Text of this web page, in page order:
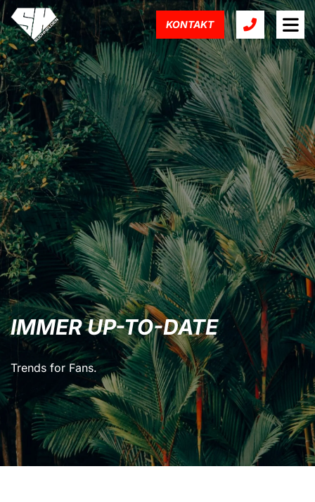
KONTAKT
IMMER UP-TO-DATE
Trends for Fans.